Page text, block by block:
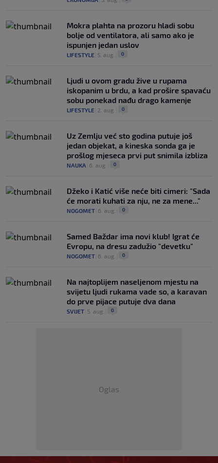
Mokra plahta na prozoru hladi sobu
bolje od ventilatora, ali samo ako je
ispunjen jedan uslov
LIFESTYLE 5. aug. 0
Ljudi u ovom gradu žive u rupama
iskopanim u brdu, a kad prošire spavaću
sobu ponekad nađu drago kamenje
LIFESTYLE 2. aug. 0
Uz Zemlju već sto godina putuje još
jedan objekat, a kineska sonda ga je
prošlog mjeseca prvi put snimila izbliza
NAUKA 6. aug. 0
Džeko i Katić više neće biti cimeri: "Sada
će morati kuhati za nju, ne za mene..."
NOGOMET 6. aug. 0
Samed Baždar ima novi klub! Igrat će
Evropu, na dresu zadužio "devetku"
NOGOMET 6. aug. 0
Na najtoplijem naseljenom mjestu na
svijetu ljudi rukama vade so, a karavan
do prve pijace putuje dva dana
SVIJET 5. aug. 0
Oglas